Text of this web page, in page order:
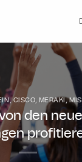
,CISCO, MERAKI,
den